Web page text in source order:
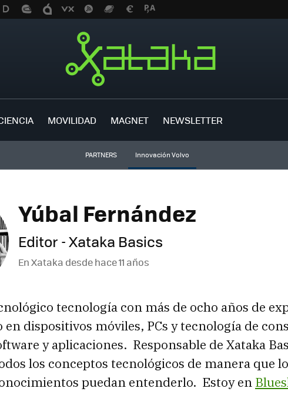
MOVILIDAD MAGNET NEWSLETTER
PARTNERS Innovación Volvo
Yúbal Fernández
Editor - Xataka Basics
En Xataka desdehace 11 años
tecnología con más de ocho años de
en dispositivos móviles, PCs y tecnología de
y aplicaciones. Responsable de Xataka
los conceptos tecnológicos de manera que
puedan entenderlo. Estoy en